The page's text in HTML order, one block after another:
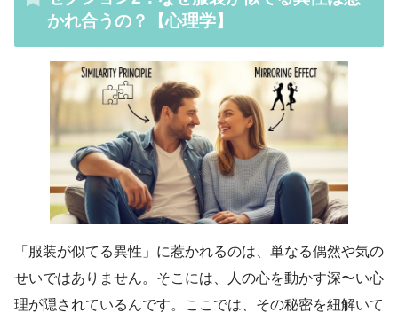
かれ合うの？【心理学】
「服装が似てる異性」に惹かれるのは、単なる偶然や気の
せいではありません。そこには、人の心を動かす深〜い心
理が隠されているんです。ここでは、その秘密を紐解いて